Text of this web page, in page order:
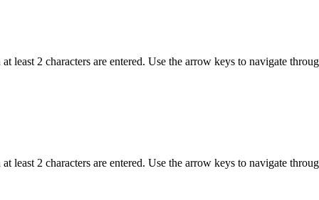
least 2 characters are entered. Use the arrow keys to navigate
least 2 characters are entered. Use the arrow keys to navigate